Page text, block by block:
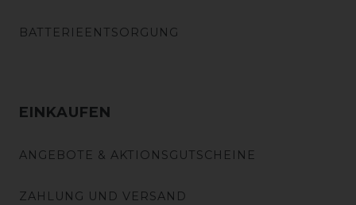
BATTERIEENTSORGUNG
EINKAUFEN
ANGEBOTE & AKTIONSGUTSCHEINE
ZAHLUNG UND VERSAND